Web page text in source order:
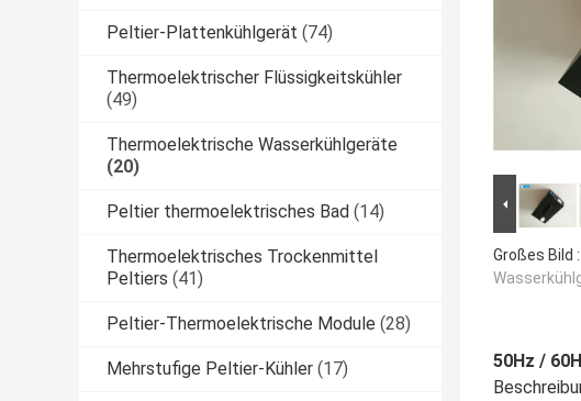
Peltier-Plattenkühlgerät (74)
Thermoelektrischer Flüssigkeitskühler
(49)
Thermoelektrische Wasserkühlgeräte
(20)
Peltier thermoelektrisches Bad (14)
Thermoelektrisches Trockenmittel
Peltiers (41)
Peltier-Thermoelektrische Module (28)
Mehrstufige Peltier-Kühler (17)
Großes Bild :
50Hz /